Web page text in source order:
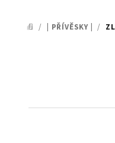
DOMŮ
/ | PŘÍVĚSKY | /